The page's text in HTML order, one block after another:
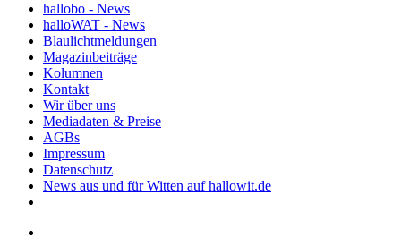
hallobo - News
halloWAT - News
Blaulichtmeldungen
Magazinbeiträge
Kolumnen
Kontakt
Wir über uns
Mediadaten & Preise
AGBs
Impressum
Datenschutz
News aus und für Witten auf hallowit.de